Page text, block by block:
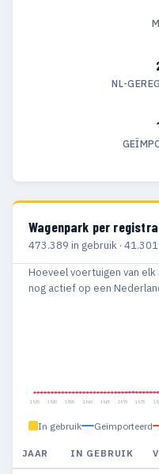
NL-
Wagenpark per
473.389 in gebruik ·
Hoeveel voertuigen van
nog actief op een
1935 1940 1955 1960 1965 1970 1975
In gebruik Geïmporteerd
JAAR IN GEBRUIK